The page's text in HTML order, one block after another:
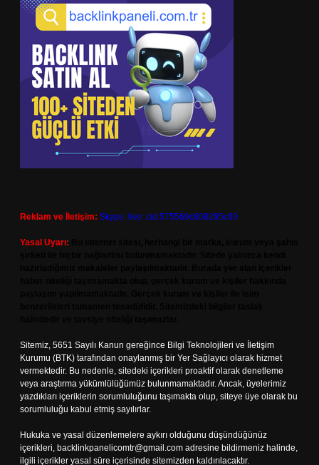
Reklam ve İletişim: Skype: live:.cid.575569c608265c69
Yasal Uyarı:
Sitemiz, 5651 Sayılı Kanun gereğince Bilgi Teknolojileri ve İletişim
Kurumu (BTK) tarafından onaylanmış bir Yer Sağlayıcı olarak hizmet
vermektedir. Bu nedenle, sitedeki içerikleri proaktif olarak denetleme
veya araştırma yükümlülüğümüz bulunmamaktadır. Ancak, üyelerimiz
yazdıkları içeriklerin sorumluluğunu taşımakta olup, siteye üye olarak bu
sorumluluğu kabul etmiş sayılırlar.
Hukuka ve yasal düzenlemelere aykırı olduğunu düşündüğünüz
içerikleri, backlinkpanelicomtr@gmail.com adresine bildirmeniz halinde,
ilgili içerikler yasal süre içerisinde sitemizden kaldırılacaktır.